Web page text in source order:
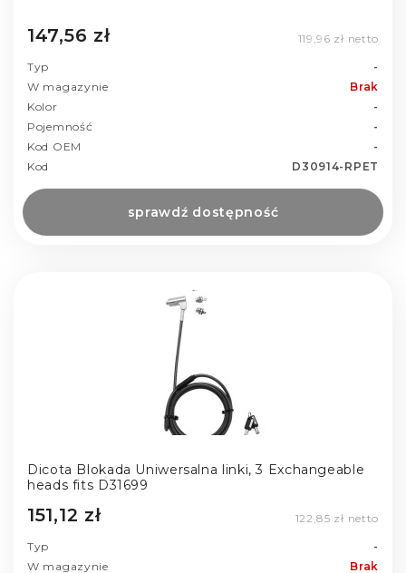
147,56 zł 119,96 zł netto
Typ
-
W magazynie
Brak
Kolor
-
Pojemność
-
Kod OEM
-
Kod
D30914-RPET
sprawdź dostępność
Dicota Blokada Uniwersalna linki, 3 Exchangeable
heads fits D31699
151,12 zł 122,85 zł netto
Typ
-
W magazynie
Brak